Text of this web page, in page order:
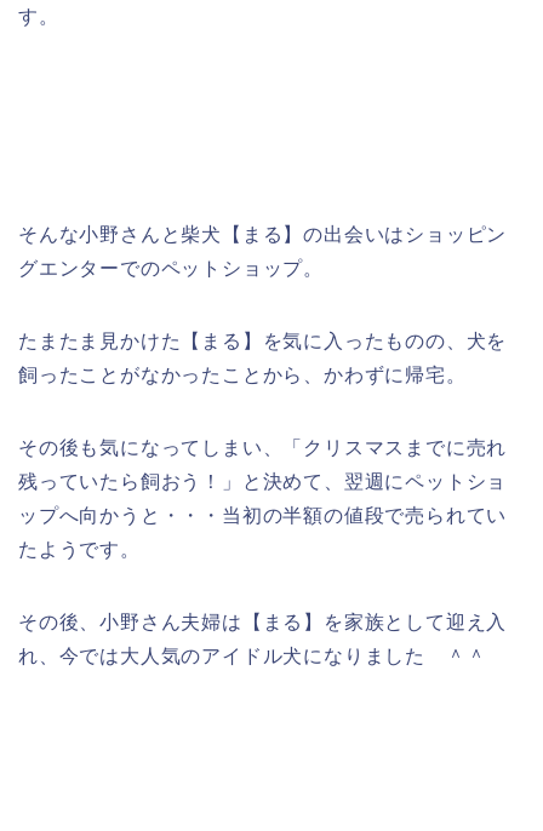
す。
そんな小野さんと柴犬【まる】の出会いはショッピン
グエンターでのペットショップ。
たまたま見かけた【まる】を気に入ったものの、犬を
飼ったことがなかったことから、かわずに帰宅。
その後も気になってしまい、「クリスマスまでに売れ
残っていたら飼おう！」と決めて、翌週にペットショ
ップへ向かうと・・・当初の半額の値段で売られてい
たようです。
その後、小野さん夫婦は【まる】を家族として迎え入
れ、今では大人気のアイドル犬になりました ＾＾